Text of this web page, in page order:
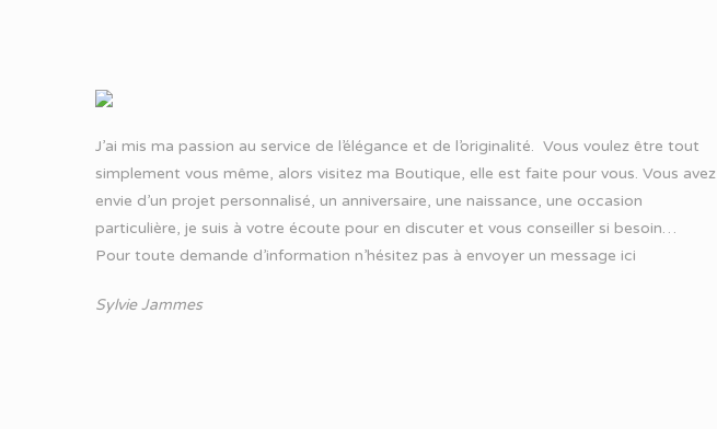
J’ai mis ma passion au service de l’élégance et de l’originalité. Vous voulez être tout
simplement vous même, alors visitez ma Boutique, elle est faite pour vous. Vous avez
envie d’un projet personnalisé, un anniversaire, une naissance, une occasion
particulière, je suis à votre écoute pour en discuter et vous conseiller si besoin…
Pour toute demande d’information n’hésitez pas à envoyer un message ici
Sylvie Jammes